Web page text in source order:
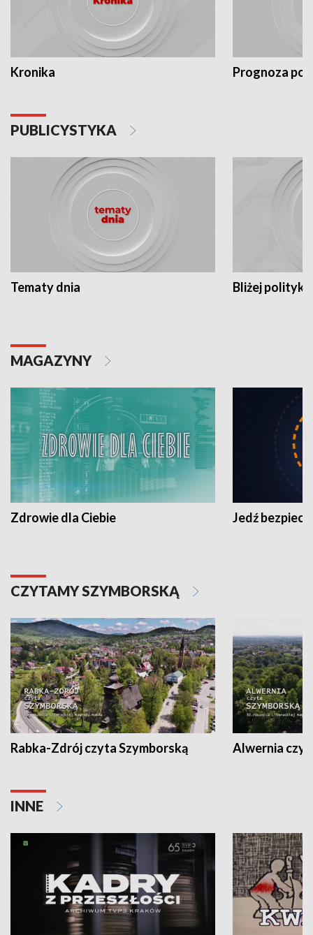
Kronika Prognoza
PUBLICYSTYKA
Tematy dnia Bliżej polityki
MAGAZYNY
Zdrowie dla Ciebie Jedź
CZYTAMY SZYMBORSKĄ
Rabka-Zdrój czyta Szymborską Alwernia
INNE